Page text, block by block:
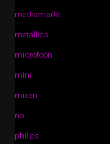
mediamarkt
metallica
microfoon
mini
mixen
no
philips